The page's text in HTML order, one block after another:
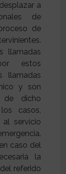
a
de
de
llamadas
estos
llamadas
y son
de dicho
casos,
servicio
caso del
la
referido